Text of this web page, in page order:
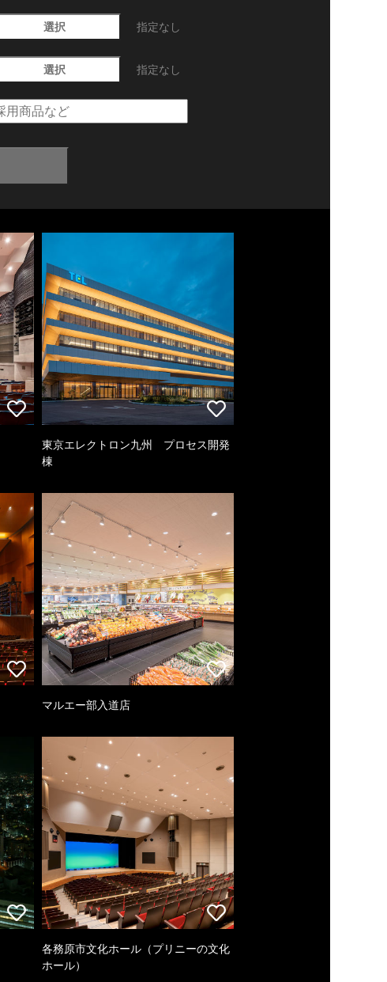
選択 指定なし
選択 指定なし
東京エレクトロン九州 プロセス開発
棟
マルエー部入道店
各務原市文化ホール（プリニーの文化
ホール）